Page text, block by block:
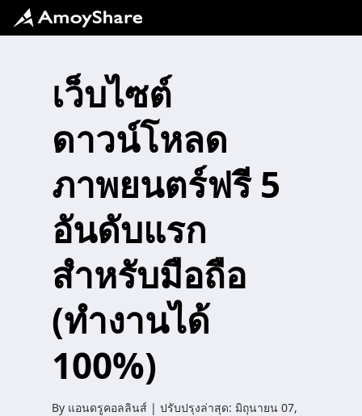
เว็บไซต์
ดาวน์โหลด
ภาพยนตร์ฟรี 5
อันดับแรก
สำหรับมือถือ
(ทำงานได้
100%)
By แอนดรูคอลลินส์ | ปรับปรุงล่าสุด: มิถุนายน 07,